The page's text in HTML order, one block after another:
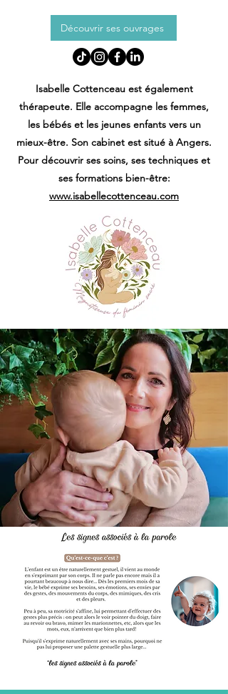
Découvrir ses ouvrages
Isabelle Cottenceau est également
thérapeute. Elle accompagne les femmes,
les bébés et les jeunes enfants vers un
mieux-être. Son cabinet est situé à Angers.
Pour découvrir ses soins, ses techniques et
ses formations bien-être:
www.isabellecottenceau.com